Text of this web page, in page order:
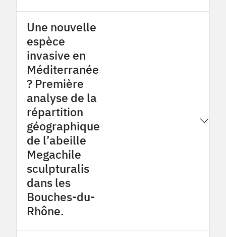
Une nouvelle
espèce
invasive en
Méditerranée
? Première
analyse de la
répartition
géographique
de l’abeille
Megachile
sculpturalis
dans les
Bouches-du-
Rhône.